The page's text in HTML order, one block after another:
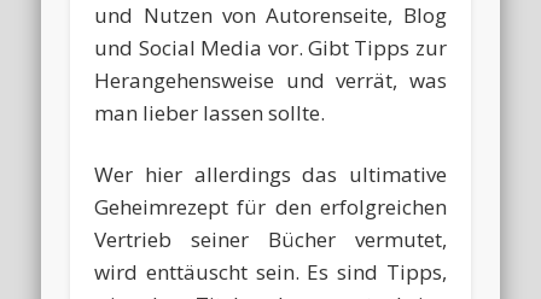
und Nutzen von Autorenseite, Blog
und Social Media vor. Gibt Tipps zur
Herangehensweise und verrät, was
man lieber lassen sollte.
Wer hier allerdings das ultimative
Geheimrezept für den erfolgreichen
Vertrieb seiner Bücher vermutet,
wird enttäuscht sein. Es sind Tipps,